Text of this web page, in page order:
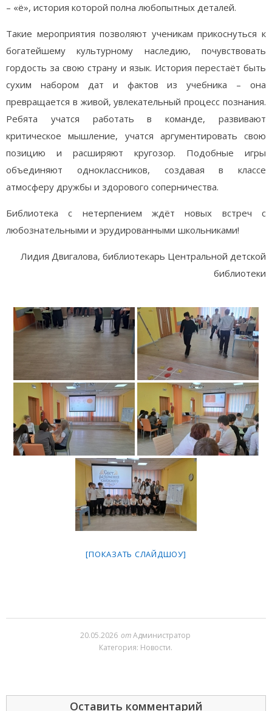
– «ё», история которой полна любопытных деталей.
Такие мероприятия позволяют ученикам прикоснуться к
богатейшему культурному наследию, почувствовать
гордость за свою страну и язык. История перестаёт быть
сухим набором дат и фактов из учебника – она
превращается в живой, увлекательный процесс познания.
Ребята учатся работать в команде, развивают
критическое мышление, учатся аргументировать свою
позицию и расширяют кругозор. Подобные игры
объединяют одноклассников, создавая в классе
атмосферу дружбы и здорового соперничества.
Библиотека с нетерпением ждёт новых встреч с
любознательными и эрудированными школьниками!
Лидия Двигалова, библиотекарь Центральной детской
библиотеки
[ПОКАЗАТЬ СЛАЙДШОУ]
20.05.2026 отАдминистратор
Категория: Новости.
Оставить комментарий